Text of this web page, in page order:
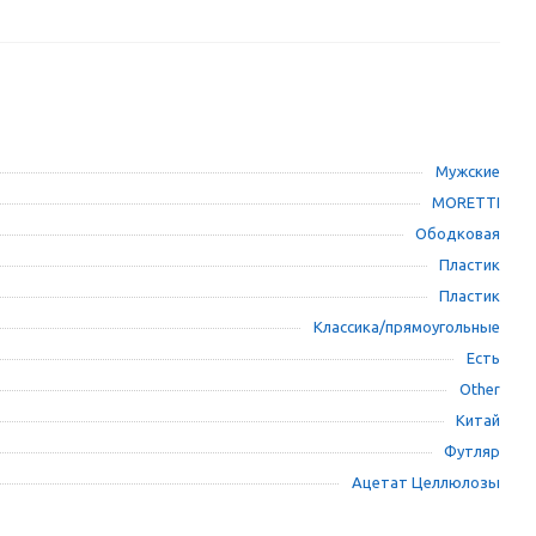
Мужские
MORETTI
Ободковая
Пластик
Пластик
Классика/прямоугольные
Есть
Other
Китай
Футляр
Ацетат Целлюлозы